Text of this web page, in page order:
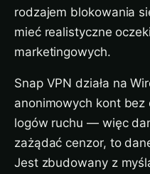
rodzajem blokowania
mieć realistyczne
marketingowych.
Snap VPN działa na
anonimowych kont
logów ruchu — więc
zażądać cenzor, to
Jest zbudowany z